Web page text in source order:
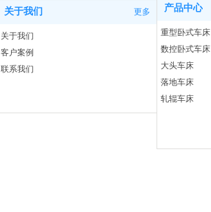
关于我们 更多
关于我们
客户案例
联系我们
产品中心
重型卧式车床
数控卧式车床
大头车床
落地车床
轧辊车床